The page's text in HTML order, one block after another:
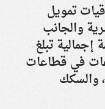
مع توقيع 9 اتفاقيات تمويل
والجانب
إجمالية تبلغ
في قطاعات
والسكك